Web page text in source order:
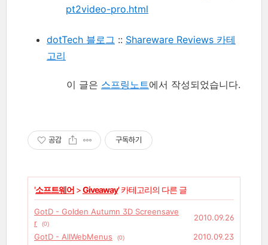
pt2video-pro.html
dotTech 블로그 :: Shareware Reviews 카테
고리
이 글은 스프링노트에서 작성되었습니다.
공감 구독하기
'소프트웨어 >Giveaway' 카테고리의 다른 글
GotD - Golden Autumn 3D Screensave
r
(0)
2010.09.26
GotD - AllWebMenus
(0)
2010.09.23